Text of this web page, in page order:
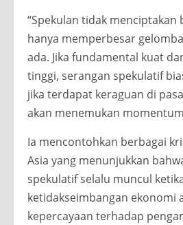
“Spekulan tidak menciptakan
hanya memperbesar
ada. Jika fundamental kuat
tinggi, serangan spekulatif
jika terdapat keraguan di
akan menemukan
Ia mencontohkan berbagai
Asia yang menunjukkan
spekulatif selalu muncul
ketidakseimbangan ekonomi
kepercayaan terhadap